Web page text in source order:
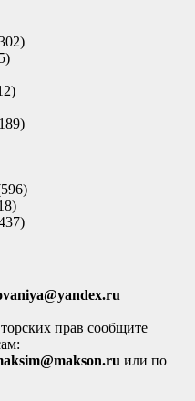
прав сообщите
или по